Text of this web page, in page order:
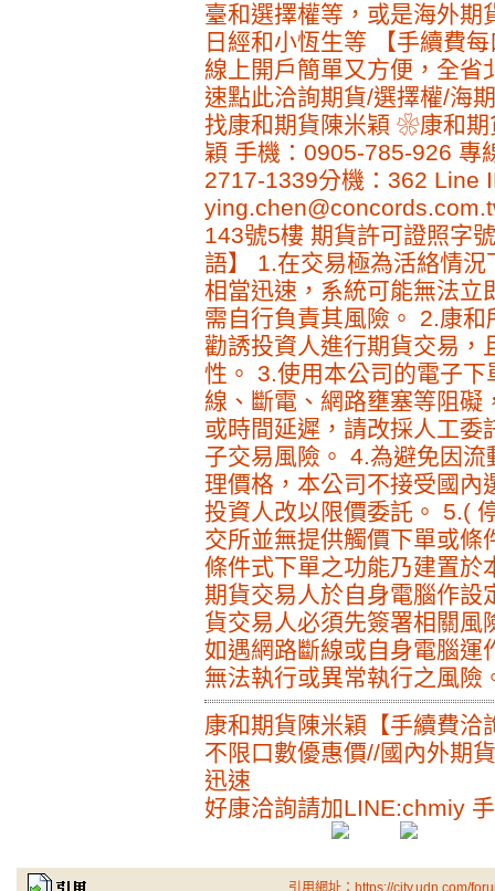
臺和選擇權等，或是海外期
日經和小恆生等 【手續費
線上開戶簡單又方便，全省
速點此洽詢期貨/選擇權/海
找康和期貨陳米穎 ❀康和
穎 手機：0905-785-926 專
2717-1339分機：362 Line
143號5樓 期貨許可證照字
語】 1.在交易極為活絡情
相當迅速，系統可能無法立
需自行負責其風險。 2.康
勸誘投資人進行期貨交易，
性。 3.使用本公司的電子
線、斷電、網路壅塞等阻礙
或時間延遲，請改採人工委
子交易風險。 4.為避免因
理價格，本公司不接受國內
投資人改以限價委託。 5.(
交所並無提供觸價下單或條
條件式下單之功能乃建置於
期貨交易人於自身電腦作設
貨交易人必須先簽署相關風
如遇網路斷線或自身電腦運
無法執行或異常執行之風險
康和期貨陳米穎【手續費洽
不限口數優惠價//國內外期
迅速
好康洽詢請加LINE:chmiy
引用網址：https://city.udn.com/